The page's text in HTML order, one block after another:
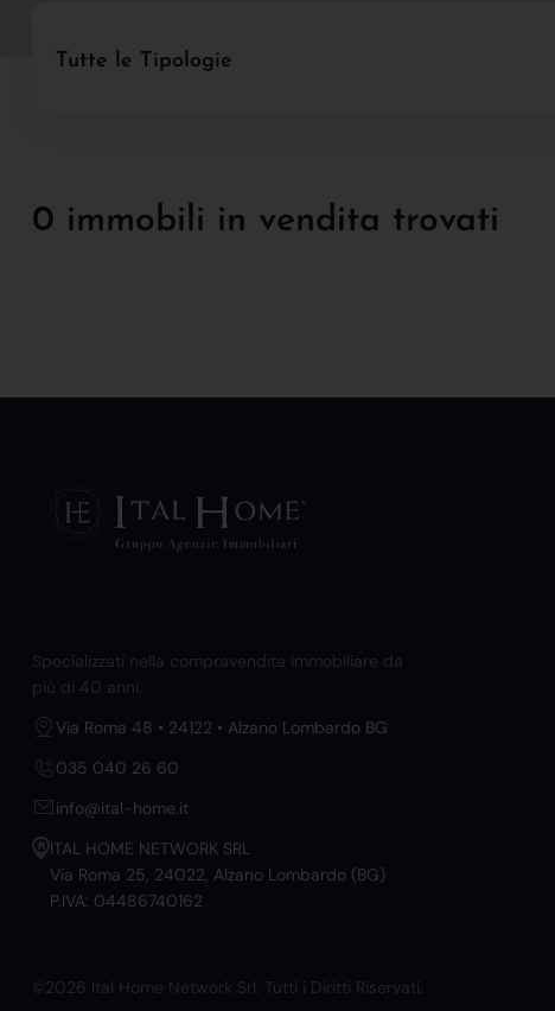
Tutte le Tipologie
0 immobili in vendita trovati
Specializzati nella compravendita immobiliare da
più di 40 anni.
Via Roma 48 • 24122 • Alzano Lombardo BG
035 040 26 60
info@ital-home.it
ITAL HOME NETWORK SRL
Via Roma 25, 24022, Alzano Lombardo (BG)
P.IVA: 04486740162
©2026 Ital Home Network Srl. Tutti i Diritti Riservati.